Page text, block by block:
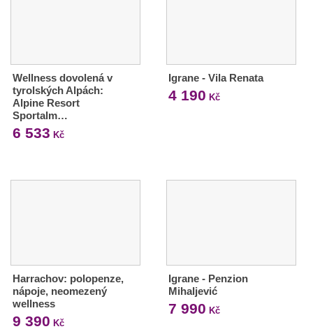
Wellness dovolená v
tyrolských Alpách:
Alpine Resort
Sportalm…
6 533 Kč
Igrane - Vila Renata
4 190 Kč
Harrachov: polopenze,
nápoje, neomezený
wellness
9 390 Kč
Igrane - Penzion
Mihaljević
7 990 Kč